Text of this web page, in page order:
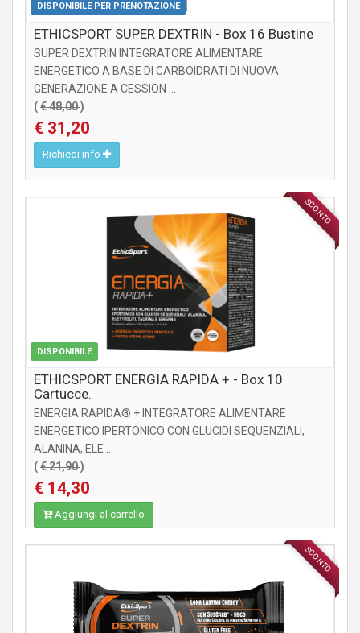
DISPONIBILE PER PRENOTAZIONE
ETHICSPORT SUPER DEXTRIN - Box 16 Bustine
SUPER DEXTRIN INTEGRATORE ALIMENTARE
ENERGETICO A BASE DI CARBOIDRATI DI NUOVA
GENERAZIONE A CESSION ...
(€ 48,00)
€ 31,20
Richiedi info
SCONTO
DISPONIBILE
INTEGRATORI
ETHICSPORT ENERGIA RAPIDA + - Box 10
Cartucce.
ENERGIA RAPIDA® + INTEGRATORE ALIMENTARE
ENERGETICO IPERTONICO CON GLUCIDI SEQUENZIALI,
ALANINA, ELE ...
(€ 21,90)
€ 14,30
Aggiungi al carrello
SCONTO
INTEGRATORI